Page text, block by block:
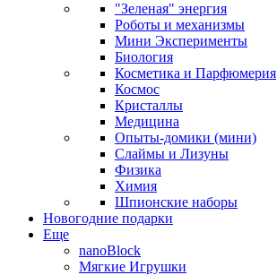
"Зеленая" энергия
Роботы и механизмы
Мини Эксперименты
Биология
Косметика и Парфюмерия
Космос
Кристаллы
Медицина
Опыты-домики (мини)
Слаймы и Лизуны
Физика
Химия
Шпионские наборы
Новогодние подарки
Еще
nanoBlock
Мягкие Игрушки